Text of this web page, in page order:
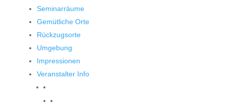
Seminarräume
Gemütliche Orte
Rückzugsorte
Umgebung
Impressionen
Veranstalter Info